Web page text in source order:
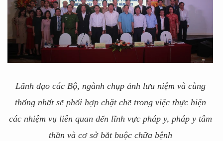
Lãnh đạo các Bộ, ngành chụp ảnh lưu niệm và cùng
thống nhất sẽ phối hợp chặt chẽ trong việc thực hiện
các nhiệm vụ liên quan đến lĩnh vực pháp y, pháp y tâm
thần và cơ sở bắt buộc chữa bệnh